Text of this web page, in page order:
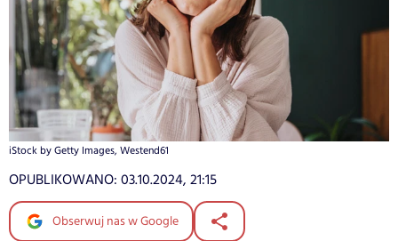
iStock by Getty Images, Westend61
OPUBLIKOWANO: 03.10.2024, 21:15
Obserwuj nas w Google